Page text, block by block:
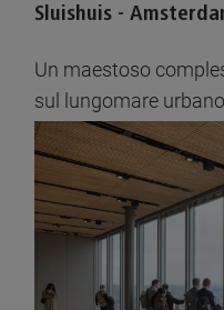
Sluishuis -
Un maestoso
sul lungomare urbano
Vedere le immagini